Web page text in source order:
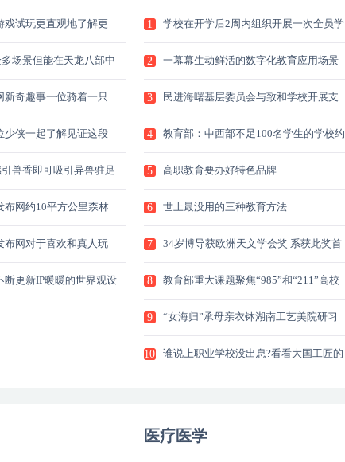
戏试玩更直观地了解更
场景但能在天龙八部中
新奇趣事一位骑着一只
少侠一起了解见证这段
兽香即可吸引异兽驻足
布网约10平方公里森林
布网对于喜欢和真人玩
断更新IP暖暖的世界观设
1
学校在开学后2周内组织开展一次全员学
生
2
一幕幕生动鲜活的数字化教育应用场景
正
3
民进海曙基层委员会与致和学校开展支
教
4
教育部：中西部不足100名学生的学校约
有
5
高职教育要办好特色品牌
6 世上最没用的三种教育方法
7
34岁博导获欧洲天文学会奖 系获此奖首
位
8
教育部重大课题聚焦“985”和“211”高校
9 “女海归”承母亲衣钵湖南工艺美院研习
10
谁说上职业学校没出息?看看大国工匠的
医疗医学